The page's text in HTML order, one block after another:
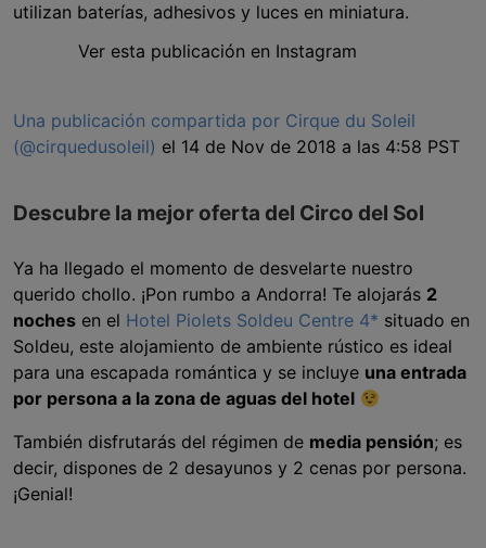
utilizan baterías, adhesivos y luces en miniatura.
Ver esta publicación en Instagram
Una publicación compartida por Cirque du Soleil
(@cirquedusoleil) el 14 de Nov de 2018 a las 4:58 PST
Descubre la mejor oferta del Circo del Sol
Ya ha llegado el momento de desvelarte nuestro
querido chollo. ¡Pon rumbo a Andorra! Te alojarás 2
noches en el Hotel Piolets Soldeu Centre 4* situado en
Soldeu, este alojamiento de ambiente rústico es ideal
para una escapada romántica y se incluye una entrada
por persona a la zona de aguas del hotel
También disfrutarás del régimen de media pensión; es
decir, dispones de 2 desayunos y 2 cenas por persona.
¡Genial!